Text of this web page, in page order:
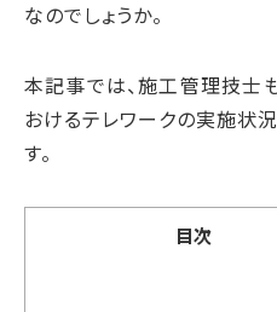
なのでしょうか。
本記事では、施工管理技士
おけるテレワークの実施状
す。
目次